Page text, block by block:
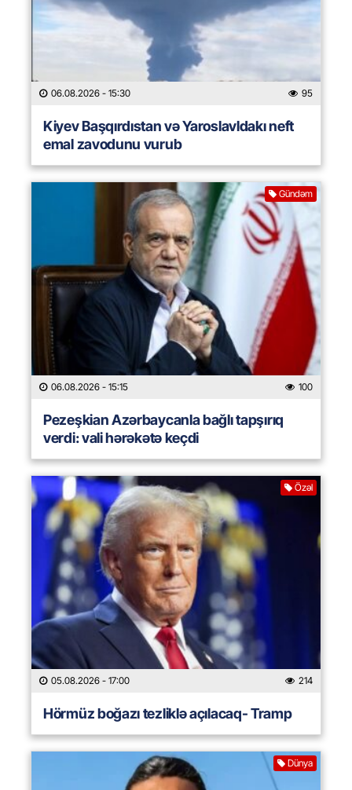
06.08.2026 - 15:30 95
Kiyev Başqırdıstan və Yaroslavldakı neft
emal zavodunu vurub
Gündəm
06.08.2026 - 15:15 100
Pezeşkian Azərbaycanla bağlı tapşırıq
verdi: vali hərəkətə keçdi
Özəl
05.08.2026 - 17:00 214
Hörmüz boğazı tezliklə açılacaq- Tramp
Dünya